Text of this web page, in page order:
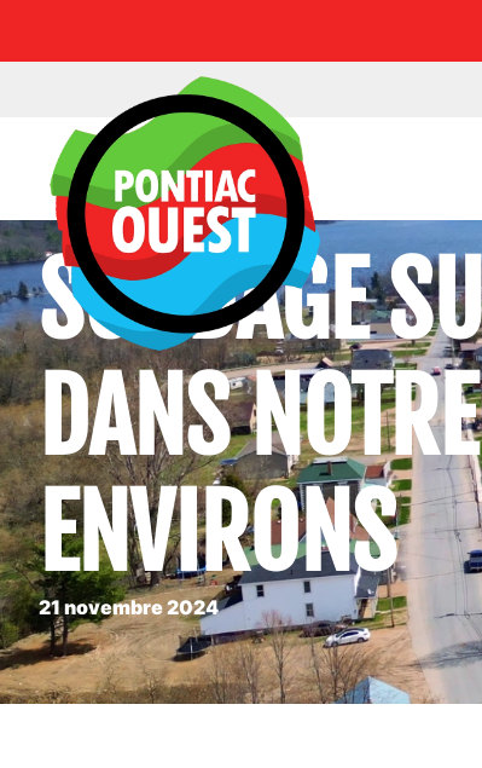
SONDAGE
DANS
ENVIRONS
21 novembre 2024